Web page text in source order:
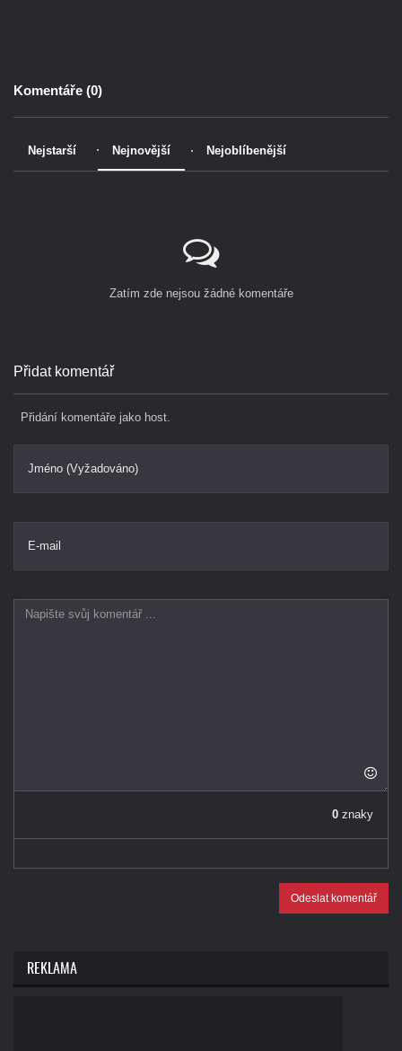
Komentáře (0)
Nejstarší Nejnovější Nejoblíbenější
Zatím zde nejsou žádné komentáře
Přidat komentář
Přidání komentáře jako host.
Jméno (Vyžadováno)
E-mail
0 znaky
Odeslat komentář
REKLAMA